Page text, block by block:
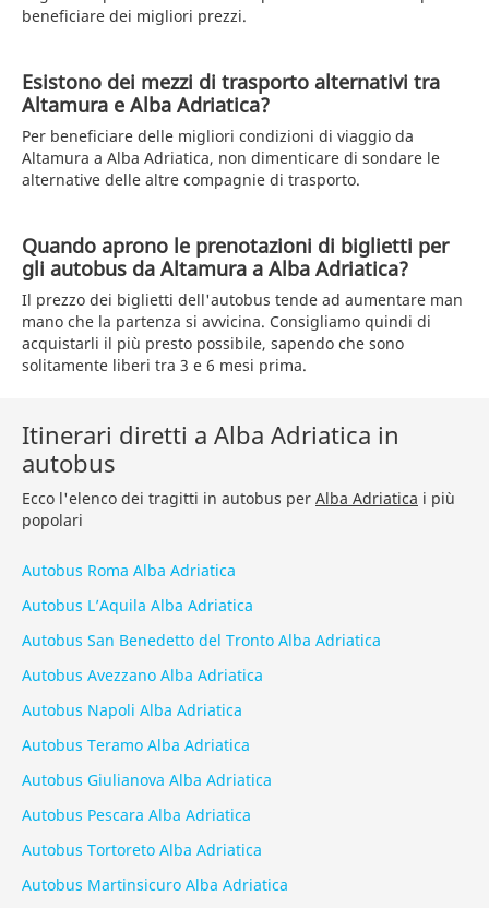
beneficiare dei migliori prezzi.
Esistono dei mezzi di trasporto alternativi tra
Altamura e Alba Adriatica?
Per beneficiare delle migliori condizioni di viaggio da
Altamura a Alba Adriatica, non dimenticare di sondare le
alternative delle altre compagnie di trasporto.
Quando aprono le prenotazioni di biglietti per
gli autobus da Altamura a Alba Adriatica?
Il prezzo dei biglietti dell'autobus tende ad aumentare man
mano che la partenza si avvicina. Consigliamo quindi di
acquistarli il più presto possibile, sapendo che sono
solitamente liberi tra 3 e 6 mesi prima.
Itinerari diretti a Alba Adriatica in
autobus
Ecco l'elenco dei tragitti in autobus per Alba Adriatica i più
popolari
Autobus Roma Alba Adriatica
Autobus L’Aquila Alba Adriatica
Autobus San Benedetto del Tronto Alba Adriatica
Autobus Avezzano Alba Adriatica
Autobus Napoli Alba Adriatica
Autobus Teramo Alba Adriatica
Autobus Giulianova Alba Adriatica
Autobus Pescara Alba Adriatica
Autobus Tortoreto Alba Adriatica
Autobus Martinsicuro Alba Adriatica